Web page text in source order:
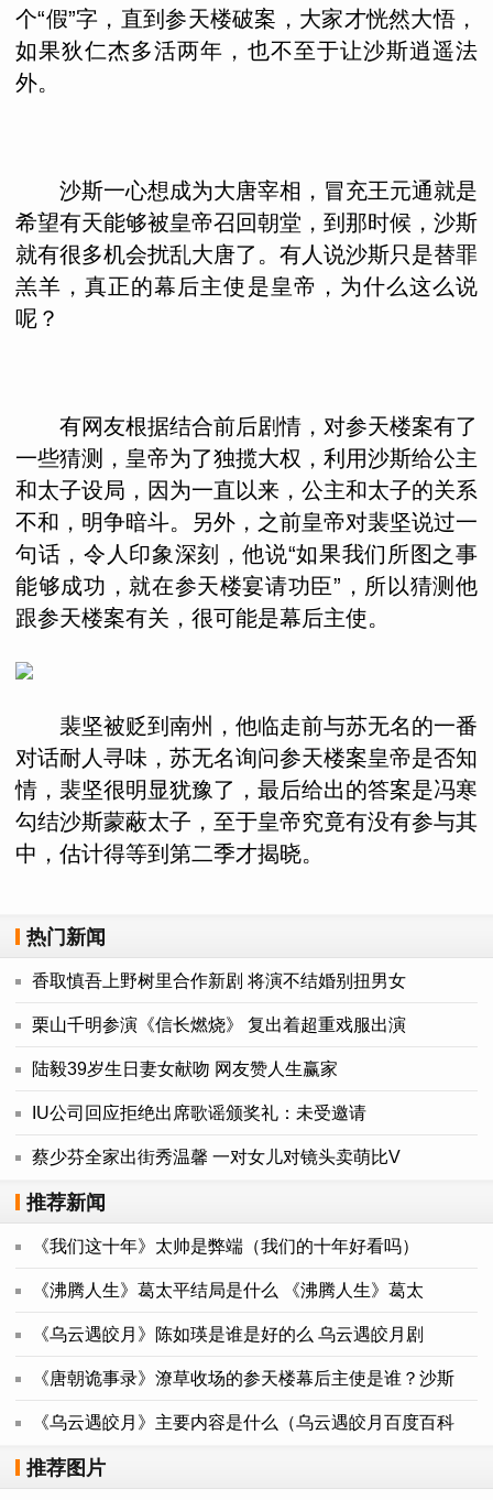
个“假”字，直到参天楼破案，大家才恍然大悟，
如果狄仁杰多活两年，也不至于让沙斯逍遥法
外。
沙斯一心想成为大唐宰相，冒充王元通就是
希望有天能够被皇帝召回朝堂，到那时候，沙斯
就有很多机会扰乱大唐了。有人说沙斯只是替罪
羔羊，真正的幕后主使是皇帝，为什么这么说
呢？
有网友根据结合前后剧情，对参天楼案有了
一些猜测，皇帝为了独揽大权，利用沙斯给公主
和太子设局，因为一直以来，公主和太子的关系
不和，明争暗斗。另外，之前皇帝对裴坚说过一
句话，令人印象深刻，他说“如果我们所图之事
能够成功，就在参天楼宴请功臣”，所以猜测他
跟参天楼案有关，很可能是幕后主使。
裴坚被贬到南州，他临走前与苏无名的一番
对话耐人寻味，苏无名询问参天楼案皇帝是否知
情，裴坚很明显犹豫了，最后给出的答案是冯寒
勾结沙斯蒙蔽太子，至于皇帝究竟有没有参与其
中，估计得等到第二季才揭晓。
热门新闻
香取慎吾上野树里合作新剧 将演不结婚别扭男女
栗山千明参演《信长燃烧》 复出着超重戏服出演
陆毅39岁生日妻女献吻 网友赞人生赢家
IU公司回应拒绝出席歌谣颁奖礼：未受邀请
蔡少芬全家出街秀温馨 一对女儿对镜头卖萌比V
推荐新闻
《我们这十年》太帅是弊端（我们的十年好看吗）
《沸腾人生》葛太平结局是什么 《沸腾人生》葛太
《乌云遇皎月》陈如瑛是谁是好的么 乌云遇皎月剧
《唐朝诡事录》潦草收场的参天楼幕后主使是谁？沙斯
《乌云遇皎月》主要内容是什么（乌云遇皎月百度百科
推荐图片